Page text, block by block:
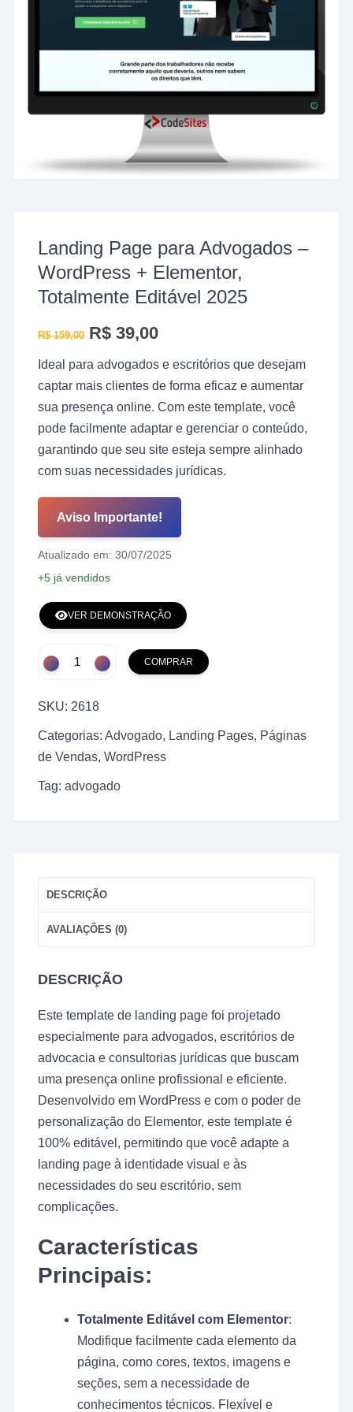
Landing Page para Advogados –
WordPress + Elementor,
Totalmente Editável 2025
R$159,00 O
preço
era:
R$ 39,00O
é:
Ideal para advogados e escritórios que desejam
captar mais clientes de forma eficaz e aumentar
sua presença online. Com este template, você
pode facilmente adaptar e gerenciar o conteúdo,
garantindo que seu site esteja sempre alinhado
com suas necessidades jurídicas.
Aviso Importante!
Atualizado em: 30/07/2025
+5 já vendidos
VER DEMONSTRAÇÃO
Page
Advogados
-
WordPress
+
Elementor,
COMPRAR
SKU: 2618
Categorias:Advogado, Landing Pages, Páginas
de Vendas,WordPress
Tag:advogado
DESCRIÇÃO
AVALIAÇÕES (0)
DESCRIÇÃO
Este template de landing page foi projetado
especialmente para advogados, escritórios de
advocacia e consultorias jurídicas que buscam
uma presença online profissional e eficiente.
Desenvolvido em WordPress e com o poder de
personalização do Elementor, este template é
100% editável, permitindo que você adapte a
landing page à identidade visual e às
necessidades do seu escritório, sem
complicações.
Características
Principais:
Totalmente Editável com Elementor:
Modifique facilmente cada elemento da
página, como cores, textos, imagens e
seções, sem a necessidade de
conhecimentos técnicos. Flexível e